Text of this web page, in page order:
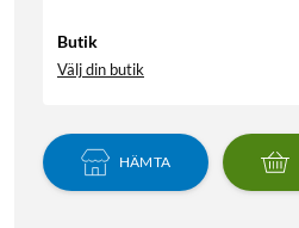
Butik
Välj din butik
HÄMTA